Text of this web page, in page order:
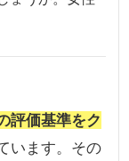
評価基準をク
います。その